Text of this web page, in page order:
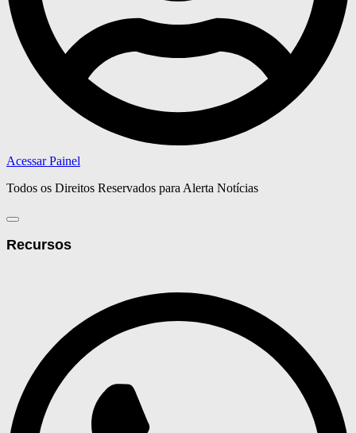
Acessar Painel
Todos os Direitos Reservados para Alerta Notícias
Recursos